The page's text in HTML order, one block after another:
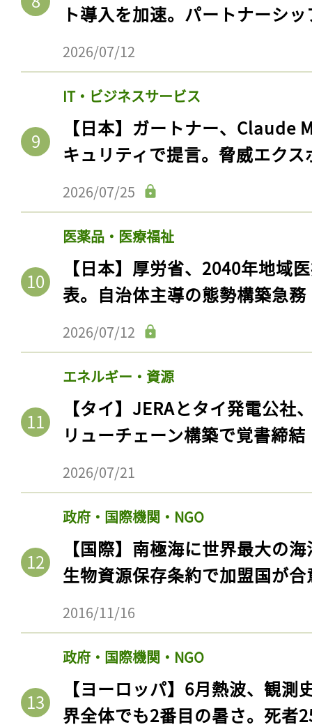
ト導入を加速。パートナーシ
2026/07/12
IT・ビジネスサービス
【日本】ガートナー、Claude
キュリティで提言。脅威エク
2026/07/25
医薬品・医療福祉
【日本】厚労省、2040年地域
表。自治体主導の態勢構築急務
2026/07/12
エネルギー・資源
【タイ】JERAとタイ発電公社
リューチェーン構築で覚書締結
2026/07/21
政府・国際機関・NGO
【国際】南極海に世界最大の
生物資源保存条約で加盟国が合
2016/11/16
政府・国際機関・NGO
【ヨーロッパ】6月熱波、観
界全体でも2番目の暑さ。死者